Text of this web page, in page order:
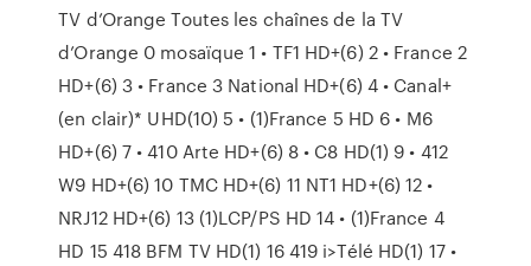
TV d’Orange Toutes les chaînes de la TV
d’Orange 0 mosaïque 1 • TF1 HD+(6) 2 • France 2
HD+(6) 3 • France 3 National HD+(6) 4 • Canal+
(en clair)* UHD(10) 5 • (1)France 5 HD 6 • M6
HD+(6) 7 • 410 Arte HD+(6) 8 • C8 HD(1) 9 • 412
W9 HD+(6) 10 TMC HD+(6) 11 NT1 HD+(6) 12 •
NRJ12 HD+(6) 13 (1)LCP/PS HD 14 • (1)France 4
HD 15 418 BFM TV HD(1) 16 419 i>Télé HD(1) 17 •